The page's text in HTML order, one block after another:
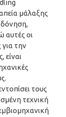
μάλαξης
δόνηση,
αυτές οι
για την
είναι
τους
τεχνική